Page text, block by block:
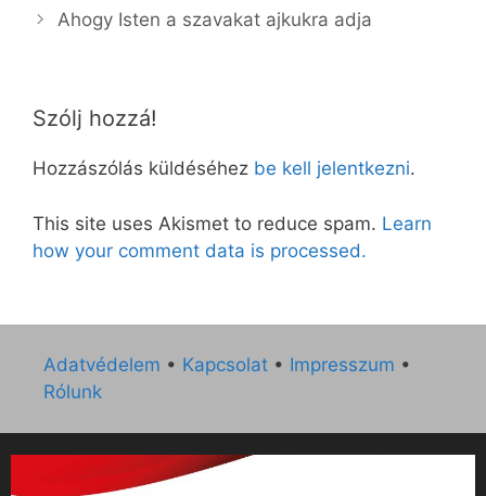
Ahogy Isten a szavakat ajkukra adja
Szólj hozzá!
Hozzászólás küldéséhez be kell jelentkezni.
This site uses Akismet to reduce spam. Learn
how your comment data is processed.
Adatvédelem • Kapcsolat • Impresszum •
Rólunk